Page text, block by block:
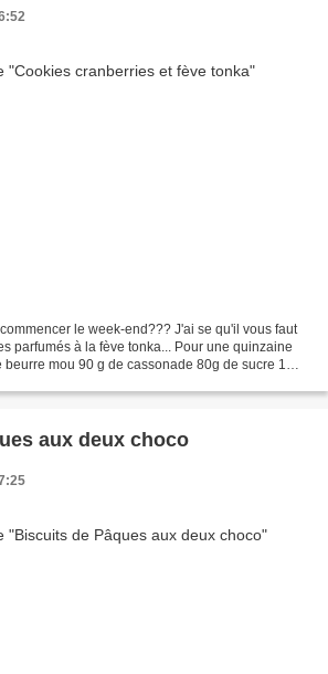
le week-end??? J'ai se qu'il vous faut
parfumés à la fève tonka... Pour une quinzaine
mou 90 g de cassonade 80g de sucre 1
aux deux choco